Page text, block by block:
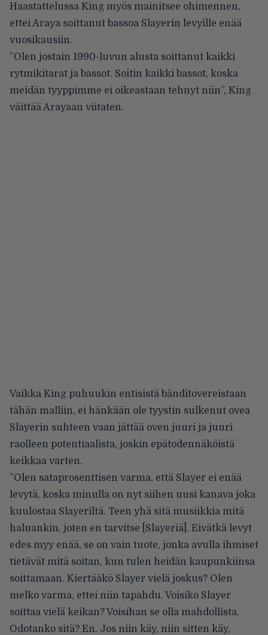
Haastattelussa King myös mainitsee ohimennen,
ettei Araya soittanut bassoa Slayerin levyille enää
vuosikausiin.
”Olen jostain 1990-luvun alusta soittanut kaikki
rytmikitarat ja bassot. Soitin kaikki bassot, koska
meidän tyyppimme ei oikeastaan tehnyt niin”, King
väittää Arayaan viitaten.
Vaikka King puhuukin entisistä bänditovereistaan
tähän malliin, ei hänkään ole tyystin sulkenut ovea
Slayerin suhteen vaan jättää oven juuri ja juuri
raolleen potentiaalista, joskin epätodennäköistä
keikkaa varten.
”Olen sataprosenttisen varma, että Slayer ei enää
levytä, koska minulla on nyt siihen uusi kanava joka
kuulostaa Slayeriltä. Teen yhä sitä musiikkia mitä
haluankin, joten en tarvitse [Slayeriä]. Eivätkä levyt
edes myy enää, se on vain tuote, jonka avulla ihmiset
tietävät mitä soitan, kun tulen heidän kaupunkiinsa
soittamaan. Kiertääkö Slayer vielä joskus? Olen
melko varma, ettei niin tapahdu. Voisiko Slayer
soittaa vielä keikan? Voisihan se olla mahdollista.
Odotanko sitä? En. Jos niin käy, niin sitten käy,